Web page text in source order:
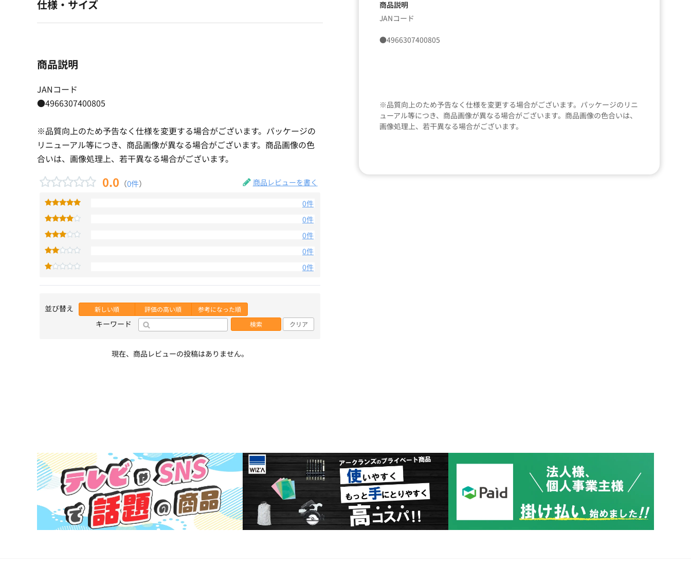
商品説明
JANコード
●4966307400805
※品質向上のため予告なく仕様を変更する場合がございます。パッケージのリニ
ューアル等につき、商品画像が異なる場合がございます。商品画像の色合いは、
画像処理上、若干異なる場合がございます。
仕様・サイズ
商品説明
JANコード
●4966307400805
※品質向上のため予告なく仕様を変更する場合がございます。パッケージの
リニューアル等につき、商品画像が異なる場合がございます。商品画像の色
合いは、画像処理上、若干異なる場合がございます。
0.0 （0件） 商品レビューを書く
0件
0件
0件
0件
0件
並び替え 新しい順 評価の高い順 参考になった順
キーワード 検索 クリア
現在、商品レビューの投稿はありません。